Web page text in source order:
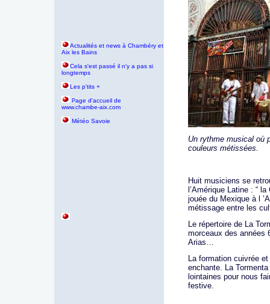
Actualités et news à Chambéry et
Aix les Bains
Cela s'est passé il n'y a pas si
longtemps
Les p'tits +
Page d'accueil de
www.chambe-aix.com
Météo Savoie
Un rythme musical où
couleurs métissées.
Huit musiciens se
l’Amérique Latine : “
jouée du Mexique à l
métissage entre les
Le répertoire de La
morceaux des années
Arias…
La formation cuivrée
enchante. La
lointaines pour nous
festive.